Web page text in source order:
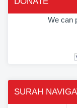
We can
SURAH